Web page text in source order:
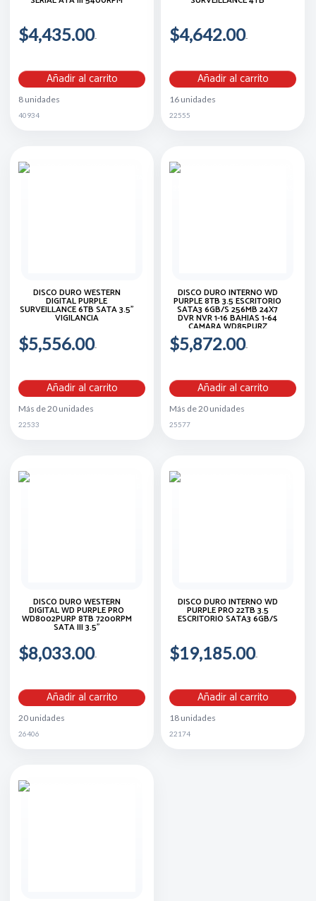
$4,435.00
Añadir al carrito
8 unidades
40934
$4,642.00
Añadir al carrito
16 unidades
22555
DISCO DURO WESTERN
DIGITAL PURPLE
SURVEILLANCE 6TB SATA 3.5"
VIGILANCIA
$5,556.00
Añadir al carrito
Más de 20 unidades
22533
DISCO DURO INTERNO WD
PURPLE 8TB 3.5 ESCRITORIO
SATA3 6GB/S 256MB 24X7
DVR NVR 1-16 BAHIAS 1-64
CAMARA WD85PURZ
$5,872.00
Añadir al carrito
Más de 20 unidades
25577
DISCO DURO WESTERN
DIGITAL WD PURPLE PRO
WD8002PURP 8TB 7200RPM
SATA III 3.5"
$8,033.00
Añadir al carrito
20 unidades
26406
DISCO DURO INTERNO WD
PURPLE PRO 22TB 3.5
ESCRITORIO SATA3 6GB/S
$19,185.00
Añadir al carrito
18 unidades
22174